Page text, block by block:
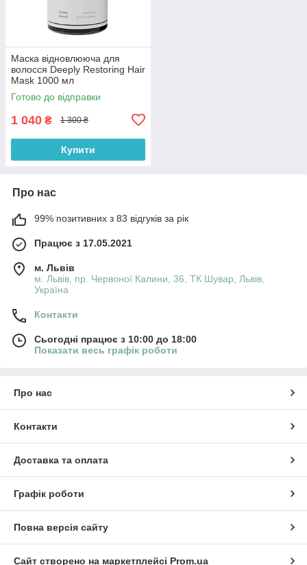
Маска відновлююча для
волосся Deeply Restoring Hair
Mask 1000 мл
Готово до відправки
1 040 ₴ 1 300 ₴
Купити
Про нас
99% позитивних з 83 відгуків за рік
Працює з 17.05.2021
м. Львів
м. Львів, пр. Червоної Калини, 36, ТК Шувар, Львів,
Україна
Контакти
Сьогодні працює з 10:00 до 18:00
Показати весь графік роботи
Про нас
Контакти
Доставка та оплата
Графік роботи
Повна версія сайту
Сайт створено на маркетплейсі Prom.ua